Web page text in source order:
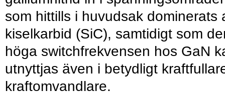
som hittills i huvudsak dominerats
kiselkarbid (SiC), samtidigt som
höga switchfrekvensen hos GaN
utnyttjas även i betydligt
kraftomvandlare.